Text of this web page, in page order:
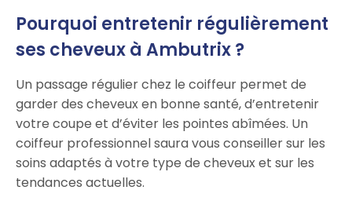
Pourquoi entretenir régulièrement
ses cheveux à Ambutrix ?
Un passage régulier chez le coiffeur permet de
garder des cheveux en bonne santé, d’entretenir
votre coupe et d’éviter les pointes abîmées. Un
coiffeur professionnel saura vous conseiller sur les
soins adaptés à votre type de cheveux et sur les
tendances actuelles.